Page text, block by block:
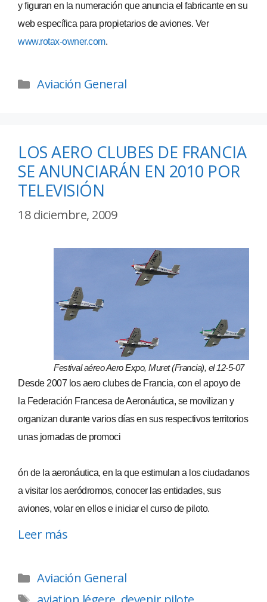
y figuran en la numeración que anuncia el fabricante en su
web específica para propietarios de aviones. Ver
www.rotax-owner.com.
Aviación General
LOS AERO CLUBES DE FRANCIA
SE ANUNCIARÁN EN 2010 POR
TELEVISIÓN
18 diciembre, 2009
Festival aéreo Aero Expo, Muret (Francia), el 12-5-07
Desde 2007 los aero clubes de Francia, con el apoyo de
la Federación Francesa de Aeronáutica, se movilizan y
organizan durante varios días en sus respectivos territorios
unas jornadas de promoci
ón de la aeronáutica, en la que estimulan a los ciudadanos
a visitar los aeródromos, conocer las entidades, sus
aviones, volar en ellos e iniciar el curso de piloto.
Leer más
Aviación General